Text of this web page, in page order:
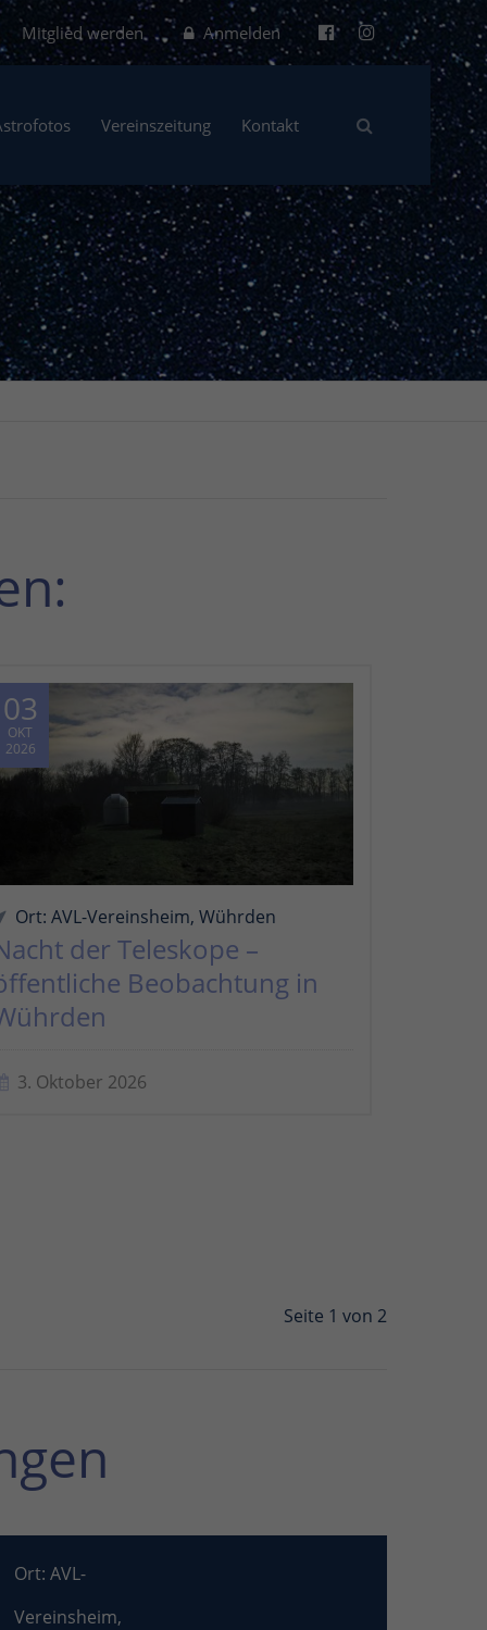
Anmelden
Mitglied werden
Vereinszeitung Kontakt
03
OKT
2026
Ort: AVL-Vereinsheim, Wührden
der Teleskope –
Beobachtung in
3. Oktober 2026
Seite 1 von 2
Ort: AVL-
Vereinsheim,